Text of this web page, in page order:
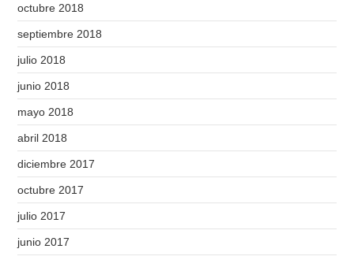
octubre 2018
septiembre 2018
julio 2018
junio 2018
mayo 2018
abril 2018
diciembre 2017
octubre 2017
julio 2017
junio 2017